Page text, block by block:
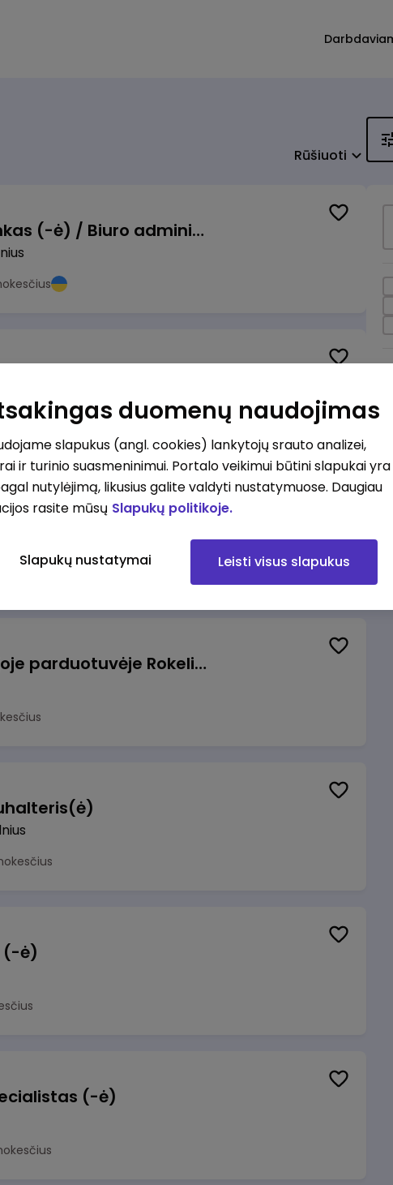
Rūšiuoti
Pardavimų vadybininkas (-ė) / Biuro administratorius (-ė) (B2B)
Užsakymų komplektuotojas (-a) Vilniuje (Gariūnai)
Pardavėjas (-a) naujoje parduotuvėje Rokeliuose (NEMOKAMAS TRANSPORTAS)
(-ė)
(-ė)
duomenų naudojimas
slapukus (angl. cookies) lankytojų srauto analizei,
ir turinio suasmeninimui. Portalo veikimui būtini slapukai yra
nutylėjimą, likusius galite valdyti nustatymuose. Daugiau
rasite mūsų Slapukų politikoje.
Slapukų nustatymai Leisti visus slapukus